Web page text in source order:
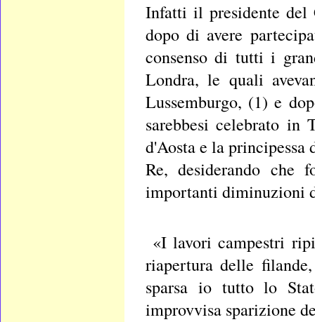
Infatti il presidente del
dopo di avere
consenso di tutti i
Londra, le quali
Lussemburgo, (1) e
sarebbesi celebrato
d'Aosta e la
Re, desiderando che
importanti diminuzioni
«I lavori campestri
riapertura delle
sparsa io tutto lo
improvvisa sparizione